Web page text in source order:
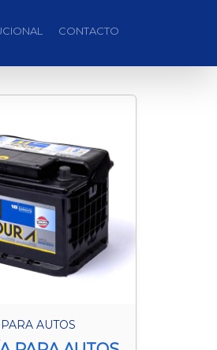
CONTACTO
AUTOS